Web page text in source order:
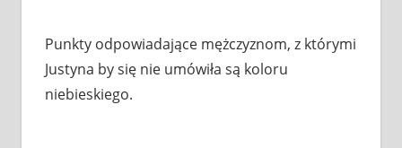
Punkty odpowiadające mężczyznom, z którymi
Justyna by się nie umówiła są koloru
niebieskiego.